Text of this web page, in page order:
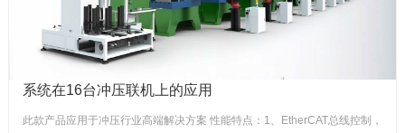
系统在16台冲压联机上的应用
此款产品应用于冲压行业高端解决方案 性能特点：1、EtherCAT总线控制，